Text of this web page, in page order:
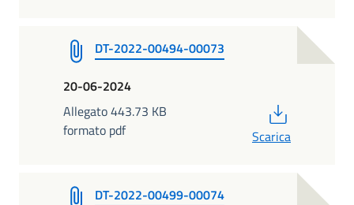
DT-2022-00494-00073
20-06-2024
Allegato 443.73 KB
formato pdf
Scarica
DT-2022-00499-00074